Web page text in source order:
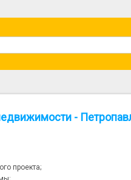
-
проекта;